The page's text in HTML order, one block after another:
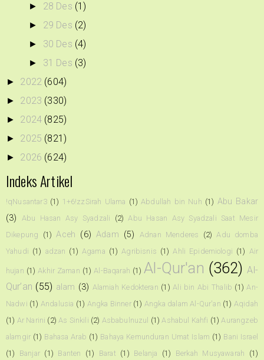
► 28 Des (1)
► 29 Des (2)
► 30 Des (4)
► 31 Des (3)
► 2022 (604)
► 2023 (330)
► 2024 (825)
► 2025 (821)
► 2026 (624)
Indeks Artikel
!qNusantar3 (1) 1+6!zzSirah Ulama (1) Abdullah bin Nuh (1) Abu Bakar
(3)
Abu Hasan Asy Syadzali (2) Abu Hasan Asy Syadzali Saat Mesir
Dikepung
(1) Aceh (6) Adam (5) Adnan Menderes (2) Adu domba
Yahudi (1) adzan (1) Agama (1) Agribisnis (1) Ahli Epidemiologi (1) Air
hujan (1) Akhir Zaman (1) Al-Baqarah (1) Al-Qur'an (362) Al-
Qur’an (55) alam (3) Alamiah Kedokteran (1) Ali bin Abi Thalib (1) An-
Nadwi (1) Andalusia (1) Angka Binner (1) Angka dalam Al-Qur'an (1) Aqidah
(1) Ar Narini (2) As Sinkili (2) Asbabulnuzul (1) Ashabul Kahfi (1) Aurangzeb
alamgir (1) Bahasa Arab (1) Bahaya Kemunduran Umat Islam (1) Bani Israel
(1)
Banjar (1) Banten (1) Barat (1) Belanja (1) Berkah Musyawarah (1)